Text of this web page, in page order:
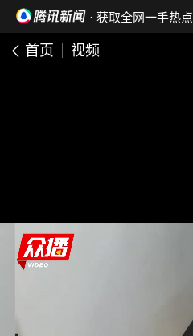
· 获取全网一手热点
首页 视频